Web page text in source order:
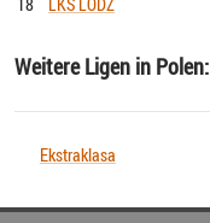
Weitere Ligen in Polen:
Ekstraklasa